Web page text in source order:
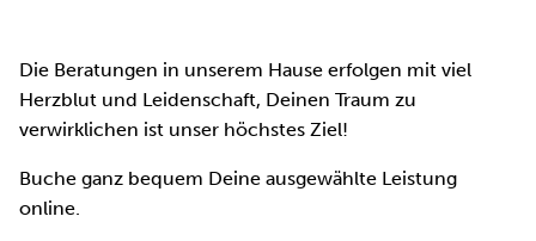
Die Beratungen in unserem Hause erfolgen mit viel
Herzblut und Leidenschaft, Deinen Traum zu
verwirklichen ist unser höchstes Ziel!
Buche ganz bequem Deine ausgewählte Leistung
online.